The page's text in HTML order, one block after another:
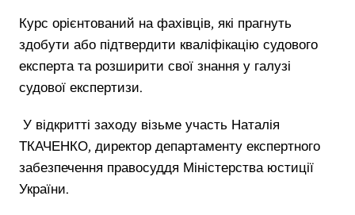
Курс орієнтований на фахівців, які прагнуть
здобути або підтвердити кваліфікацію судового
експерта та розширити свої знання у галузі
судової експертизи.
У відкритті заходу візьме участь Наталія
ТКАЧЕНКО, директор департаменту експертного
забезпечення правосуддя Міністерства юстиції
України.